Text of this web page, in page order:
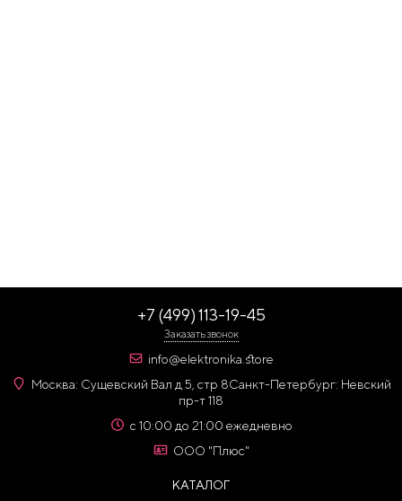
+7 (499) 113-19-45
Заказать звонок
info@elektronika.store
Москва: Сущевский Вал д 5, стр 8Санкт-Петербург: Невский
пр-т 118
с 10:00 до 21:00 ежедневно
ООО "Плюс"
КАТАЛОГ